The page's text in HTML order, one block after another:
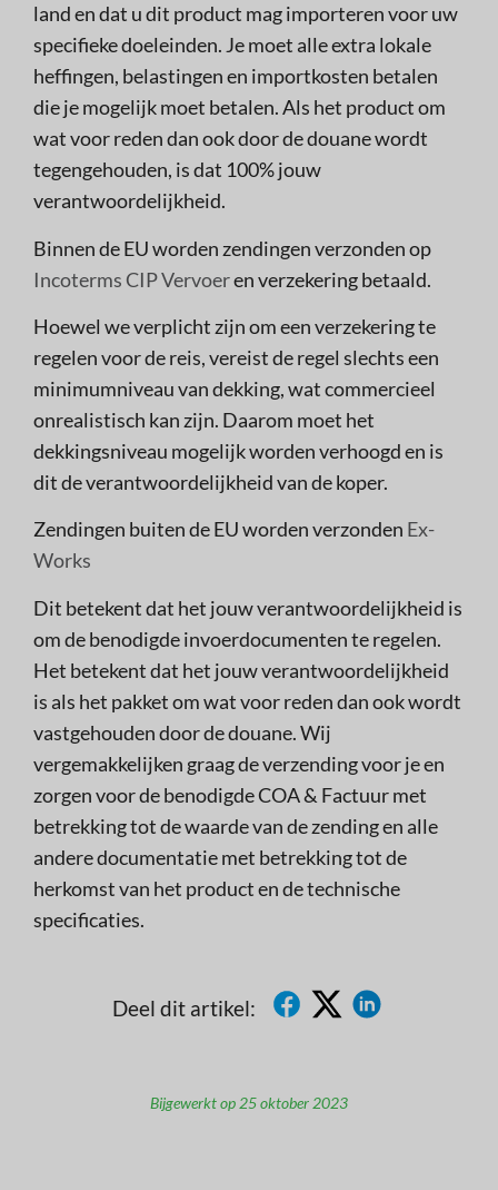
land en dat u dit product mag importeren voor uw
specifieke doeleinden. Je moet alle extra lokale
heffingen, belastingen en importkosten betalen
die je mogelijk moet betalen. Als het product om
wat voor reden dan ook door de douane wordt
tegengehouden, is dat 100% jouw
verantwoordelijkheid.
Binnen de EU worden zendingen verzonden op
Incoterms CIP Vervoeren verzekering betaald.
Hoewel we verplicht zijn om een verzekering te
regelen voor de reis, vereist de regel slechts een
minimumniveau van dekking, wat commercieel
onrealistisch kan zijn. Daarom moet het
dekkingsniveau mogelijk worden verhoogd en is
dit de verantwoordelijkheid van de koper.
Zendingen buiten de EU worden verzonden Ex-
Works
Dit betekent dat het jouw verantwoordelijkheid is
om de benodigde invoerdocumenten te regelen.
Het betekent dat het jouw verantwoordelijkheid
is als het pakket om wat voor reden dan ook wordt
vastgehouden door de douane. Wij
vergemakkelijken graag de verzending voor je en
zorgen voor de benodigde COA & Factuur met
betrekking tot de waarde van de zending en alle
andere documentatie met betrekking tot de
herkomst van het product en de technische
specificaties.
Deel dit artikel:
Bijgewerkt op 25 oktober 2023